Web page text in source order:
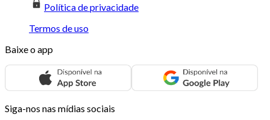
Política de privacidade
Termos de uso
Baixe o app
Siga-nos nas mídias sociais